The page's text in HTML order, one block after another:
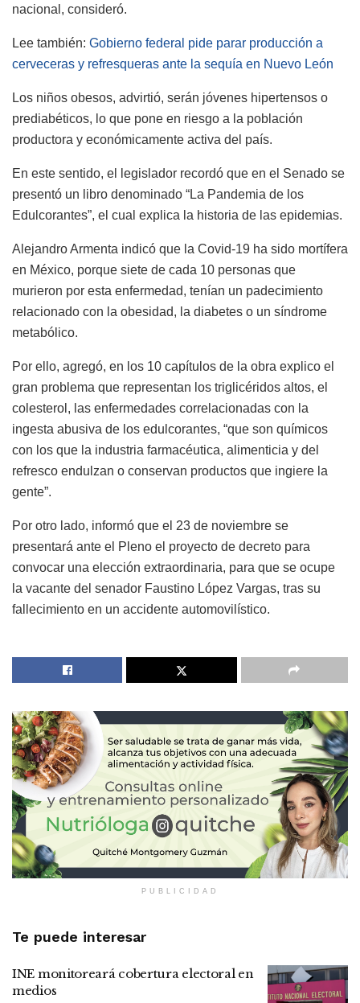
nacional, consideró.
Lee también: Gobierno federal pide parar producción a
cerveceras y refresqueras ante la sequía en Nuevo León
Los niños obesos, advirtió, serán jóvenes hipertensos o
prediabéticos, lo que pone en riesgo a la población
productora y económicamente activa del país.
En este sentido, el legislador recordó que en el Senado se
presentó un libro denominado “La Pandemia de los
Edulcorantes”, el cual explica la historia de las epidemias.
Alejandro Armenta indicó que la Covid-19 ha sido mortífera
en México, porque siete de cada 10 personas que
murieron por esta enfermedad, tenían un padecimiento
relacionado con la obesidad, la diabetes o un síndrome
metabólico.
Por ello, agregó, en los 10 capítulos de la obra explico el
gran problema que representan los triglicéridos altos, el
colesterol, las enfermedades correlacionadas con la
ingesta abusiva de los edulcorantes, “que son químicos
con los que la industria farmacéutica, alimenticia y del
refresco endulzan o conservan productos que ingiere la
gente”.
Por otro lado, informó que el 23 de noviembre se
presentará ante el Pleno el proyecto de decreto para
convocar una elección extraordinaria, para que se ocupe
la vacante del senador Faustino López Vargas, tras su
fallecimiento en un accidente automovilístico.
PUBLICIDAD
Te puede interesar
INE monitoreará cobertura electoral en
medios